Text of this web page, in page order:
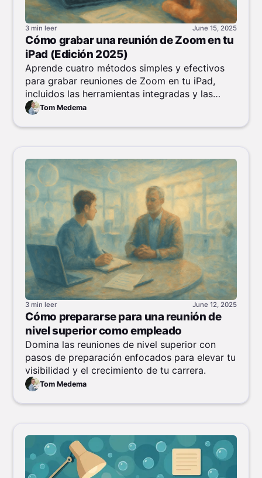
3 min leer June 15, 2025
Cómo grabar una reunión de Zoom en tu
iPad (Edición 2025)
Aprende cuatro métodos simples y efectivos
para grabar reuniones de Zoom en tu iPad,
incluidos las herramientas integradas y las
opciones en la nube.
Tom Medema
3 min leer June 12, 2025
Cómo prepararse para una reunión de
nivel superior como empleado
Domina las reuniones de nivel superior con
pasos de preparación enfocados para elevar tu
visibilidad y el crecimiento de tu carrera.
Tom Medema